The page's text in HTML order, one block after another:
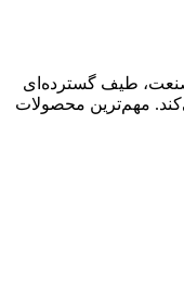
صنعت، طیف گسترده‌ای
مهم‌ترین محصولات